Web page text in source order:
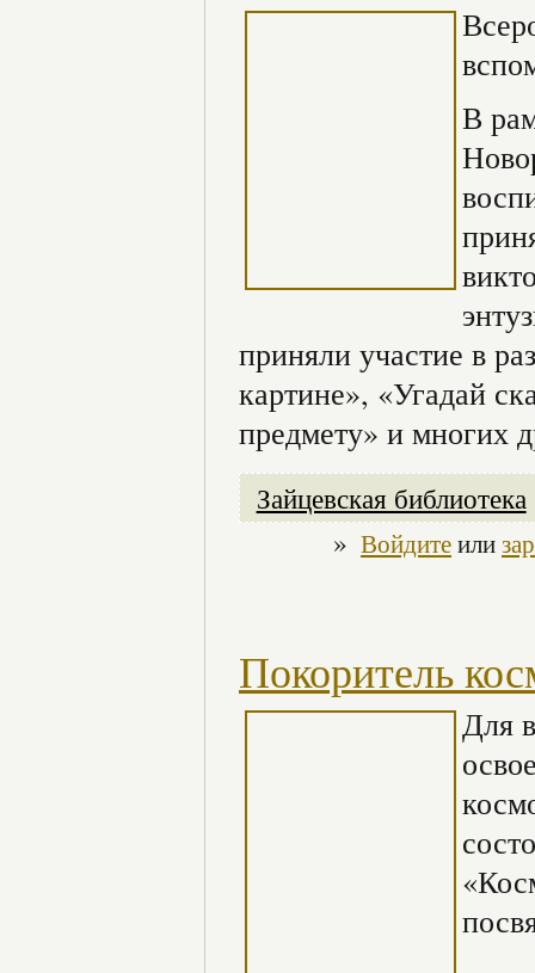
В
приняли участие в
картине», «Угадай
предмету» и многих
Зайцевская библиотека
» Войдитеили
Покоритель
Для